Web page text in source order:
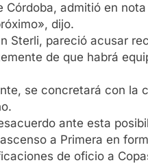
admitió en
dijo.
Sterli, pareció acusar
de que habrá
se concretará con
ante esta
a Primera en
de oficio a